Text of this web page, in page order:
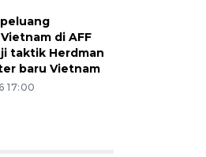
di AFF
taktik Herdman
baru Vietnam
17:00